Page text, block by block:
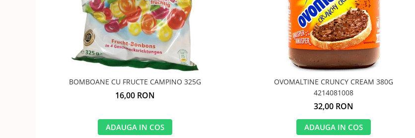
BOMBOANE CU FRUCTE CAMPINO 325G
16,00 RON
ADAUGA IN COS
OVOMALTINE CRUNCY CREAM 380G
4214081008
32,00 RON
ADAUGA IN COS